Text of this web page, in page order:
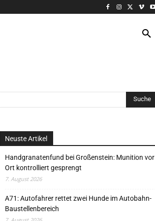
Neuste Artikel
Handgranatenfund bei Großenstein: Munition vor
Ort kontrolliert gesprengt
7. August 2026
A71: Autofahrer rettet zwei Hunde im Autobahn-
Baustellenbereich